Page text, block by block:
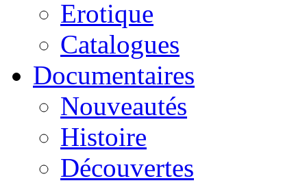
Erotique
Catalogues
Documentaires
Nouveautés
Histoire
Découvertes